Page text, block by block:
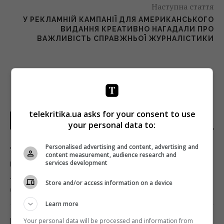
Наступна стаття
У РЕКЛАМНІЙ КАМПАНІЇ ДЛЯ АМЕРИКАНСЬКОГО
ВИДАННЯ КРЕАТИВНО НАГАДАЛИ ПРО
ВАЖЛИВІСТЬ СПРАВЖНЬОЇ ЖУРНАЛІСТИКИ
НОВИНИ УКРАЇНИ І СВІТУ
"Сміливо і мужньо": ЗМІ розкрили, хто
врятував український літак від дрона в
Лейпцигу
08:59 субота, 08 серпня 2026
Що не слід робити після вечері:
telekritika.ua asks for your consent to use
your personal data to:
Personalised advertising and content, advertising and
content measurement, audience research and
services development
Store and/or access information on a device
Learn more
Your personal data will be processed and information from